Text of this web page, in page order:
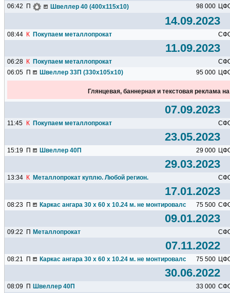
06:42 П Швеллер 40 (400х115х10) 98 000
14.09.2023
08:44 К Покупаем металлопрокат
11.09.2023
06:28 К Покупаем металлопрокат
06:05 П Швеллер 33П (330х105х10) 95 000
Глянцевая, баннерная и текстовая реклама
07.09.2023
11:45 К Покупаем металлопрокат
23.05.2023
15:19 П Швеллер 40П 29 000
29.03.2023
13:34 К Металлопрокат куплю. Любой регион.
17.01.2023
08:23 П Каркас ангара 30 х 60 х 10.24 м. не монтировался. 75 500
09.01.2023
09:22 П Металлопрокат
07.11.2022
08:21 П Каркас ангара 30 х 60 х 10.24 м. не монтировался. 75 500
30.06.2022
08:09 П Швеллер 40П 33 000